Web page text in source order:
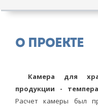
О проекте
Камера для
продукции -
Расчет камеры был